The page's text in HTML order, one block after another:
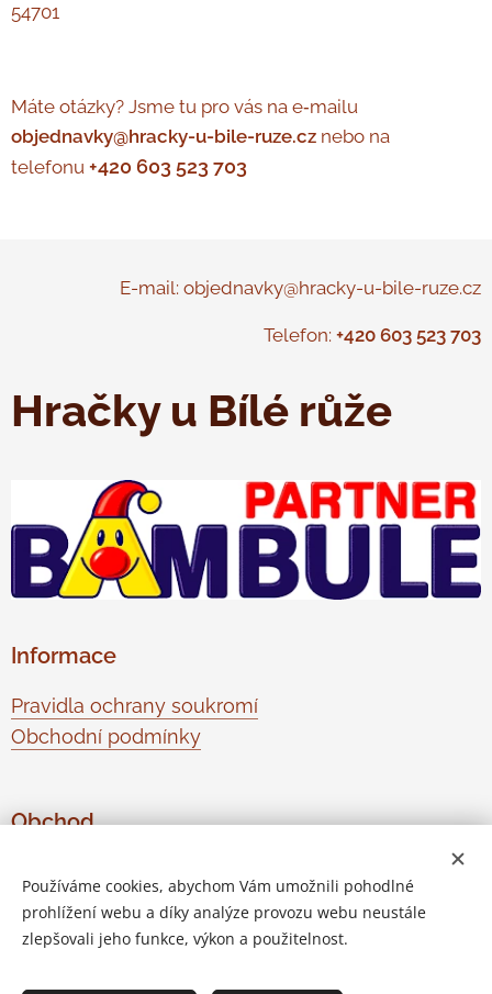
54701
Máte otázky? Jsme tu pro vás na e‑mailu
objednavky@hracky-u-bile-ruze.cz nebo na
telefonu +420 603 523 703
E-mail: objednavky@hracky-u-bile-ruze.cz
Telefon: +420 603 523 703
Hračky u Bílé růže
Informace
Pravidla ochrany soukromí
Obchodní podmínky
Obchod
Kontaktujte nás
Odstoupení od smlouvy
Používáme cookies, abychom Vám umožnili pohodlné
prohlížení webu a díky analýze provozu webu neustále
zlepšovali jeho funkce, výkon a použitelnost.